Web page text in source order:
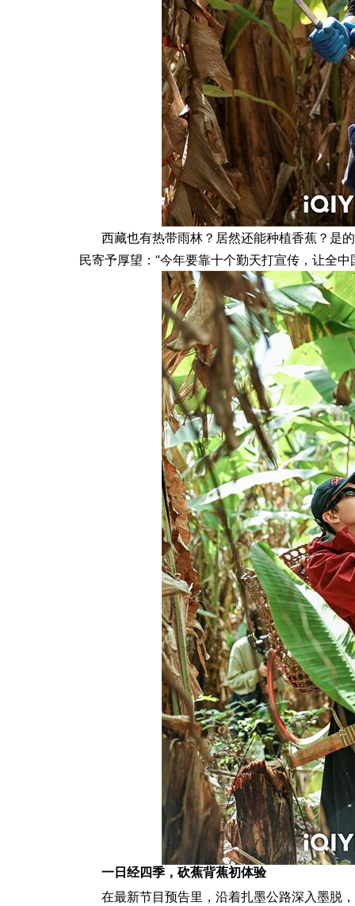
西藏也有热带雨林？居然还能种植香蕉？是
民寄予厚望：“今年要靠十个勤天打宣传，让全
一日经四季，砍蕉背蕉初体验
在最新节目预告里，沿着扎墨公路深入墨脱